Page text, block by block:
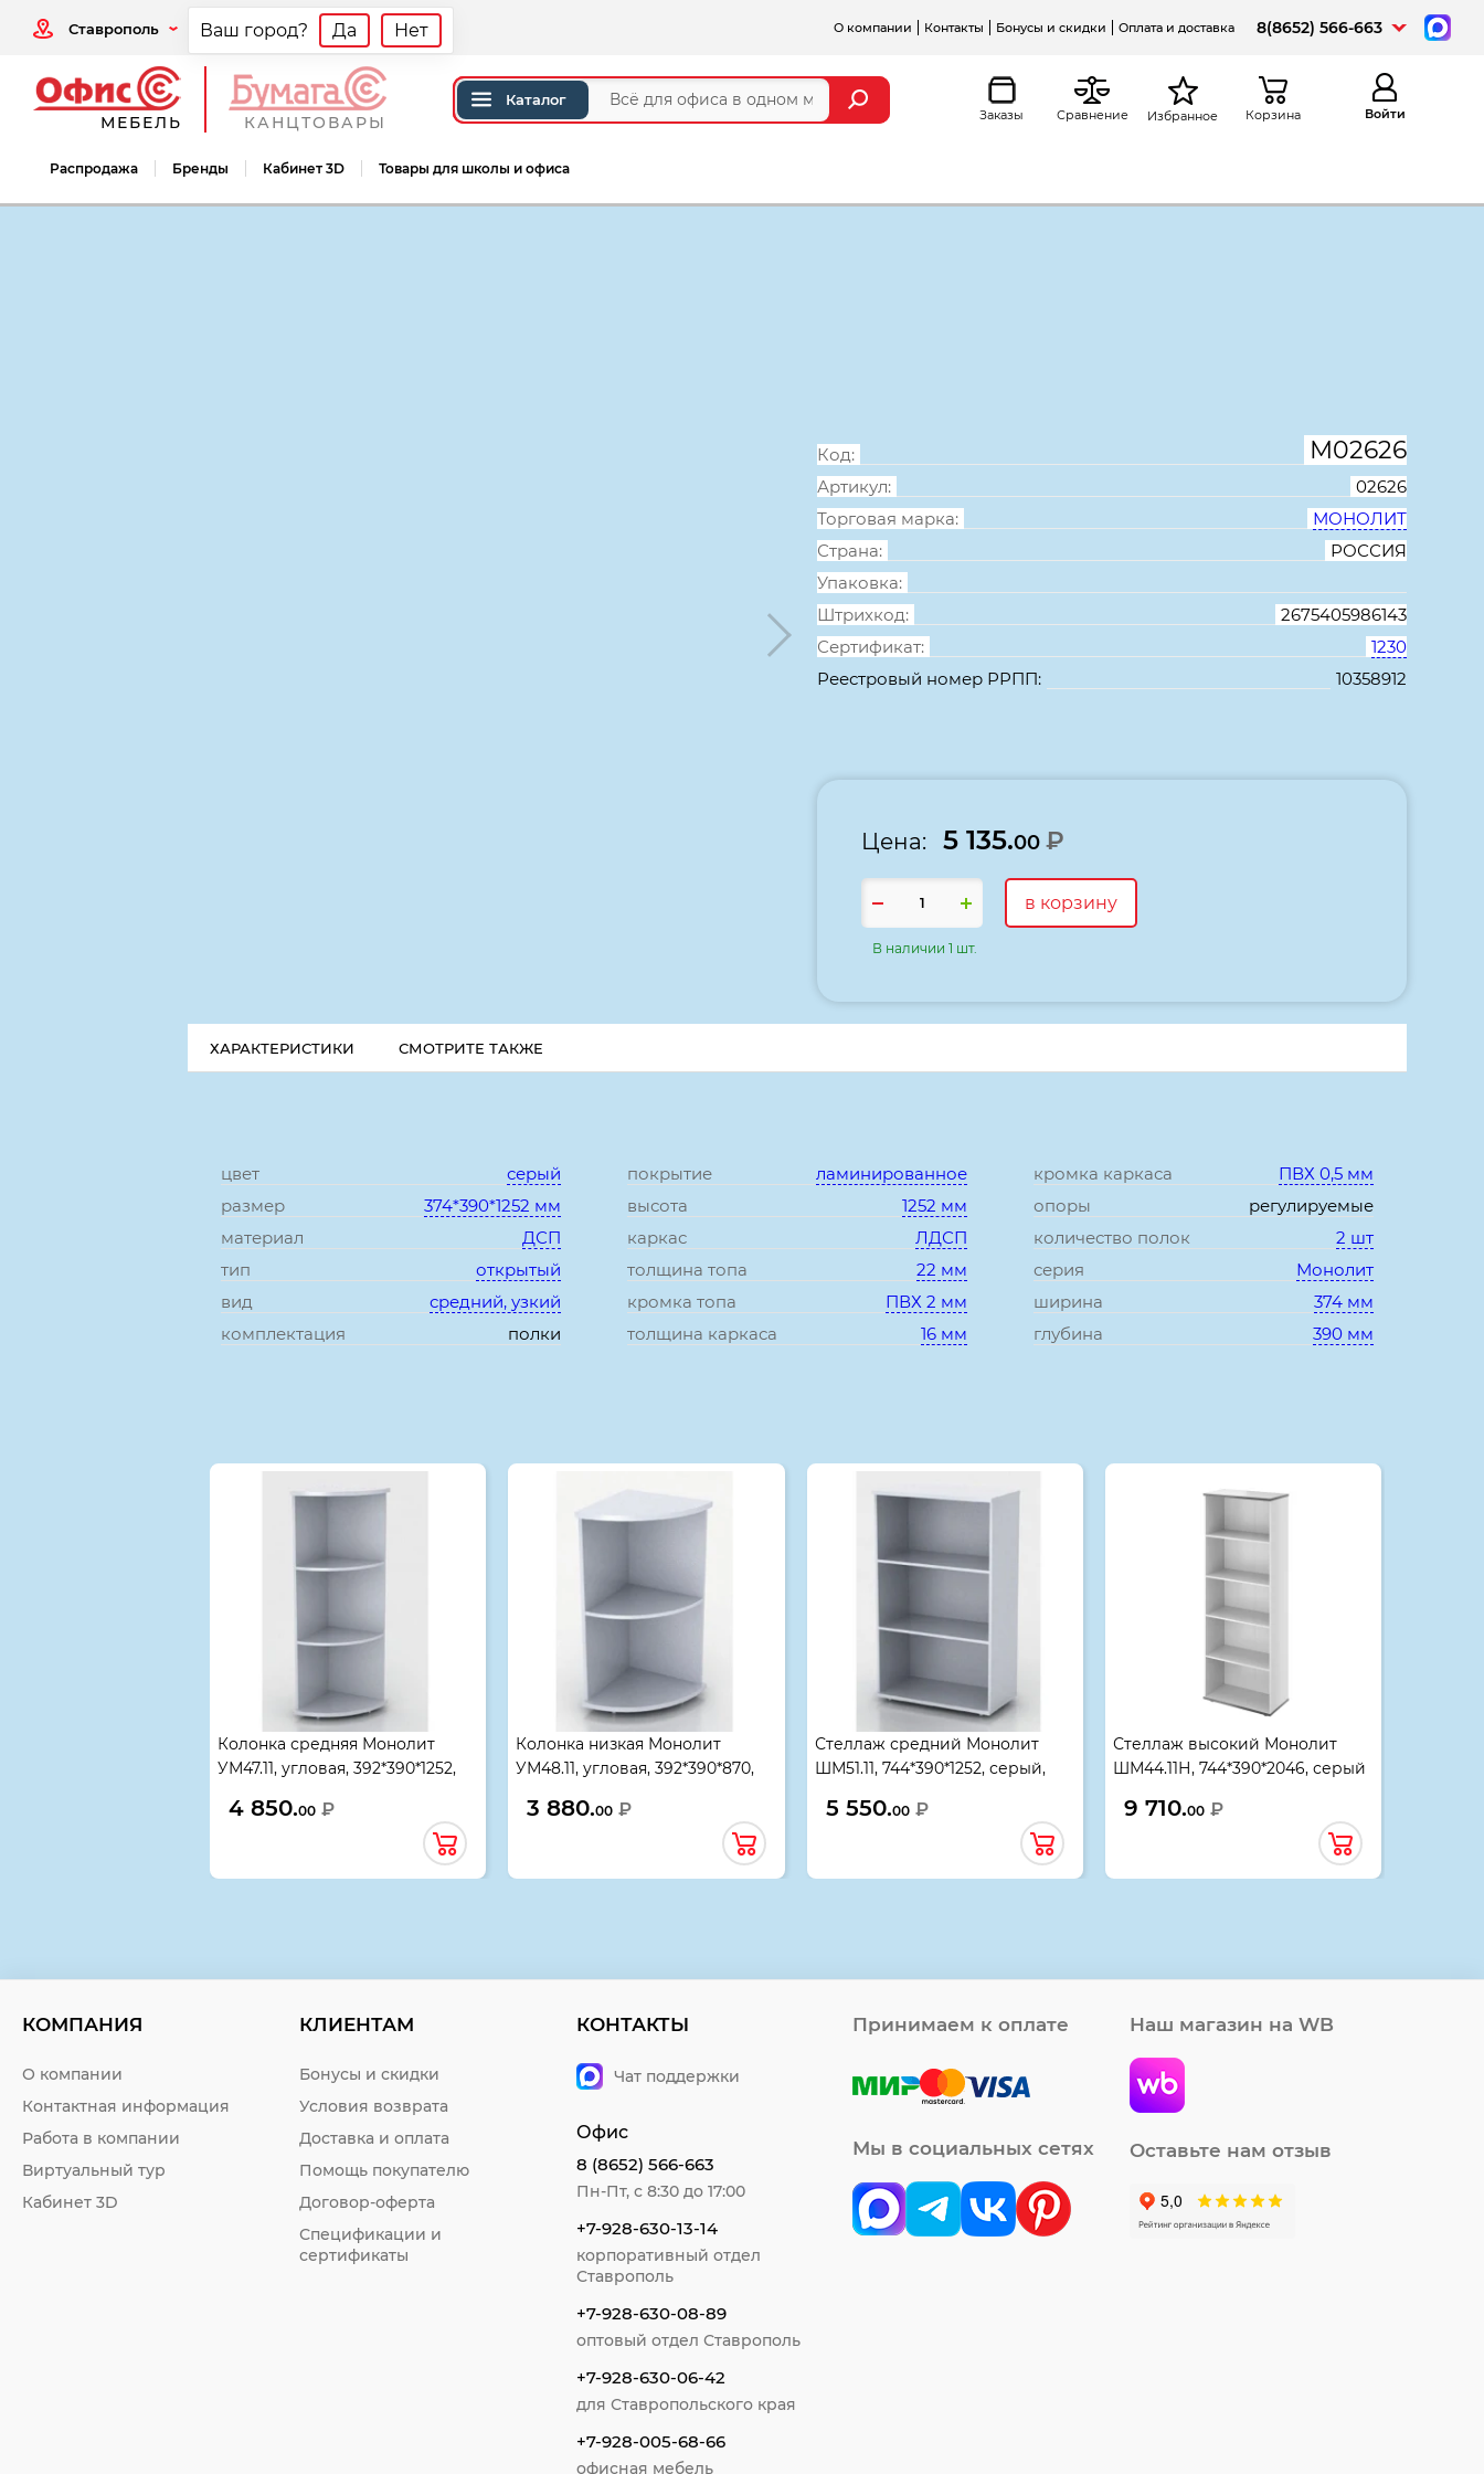
Ставрополь Ваш город? Да Нет О компании Контакты Бонусы и скидки Оплата и доставка 8(8652) 566-663
МЕБЕЛЬ КАНЦТОВАРЫ
Каталог
Заказы Сравнение Избранное Корзина Войти
Распродажа Бренды Кабинет 3D Товары для школы и офиса
Код: М02626
Артикул:
02626
Торговая марка:
МОНОЛИТ
Страна:
РОССИЯ
Упаковка:
Штрихкод:
2675405986143
Сертификат:
1230
Реестровый номер РРПП:
10358912
Цена: 5 135.00 ₽
в корзину
В наличии 1 шт.
ХАРАКТЕРИСТИКИ СМОТРИТЕ ТАКЖЕ
цвет
серый
размер
374*390*1252 мм
материал
ДСП
тип
открытый
вид
средний, узкий
комплектация
полки
покрытие
ламинированное
высота
1252 мм
каркас
ЛДСП
толщина топа
22 мм
кромка топа
ПВХ 2 мм
толщина каркаса
16 мм
кромка каркаса
ПВХ 0,5 мм
опоры
регулируемые
количество полок
2 шт
серия
Монолит
ширина
374 мм
глубина
390 мм
Колонка средняя Монолит
УМ47.11, угловая, 392*390*1252,
4 850.00 ₽
Колонка низкая Монолит
УМ48.11, угловая, 392*390*870,
3 880.00 ₽
Стеллаж средний Монолит
ШМ51.11, 744*390*1252, серый,
5 550.00 ₽
Стеллаж высокий Монолит
ШМ44.11Н, 744*390*2046, серый
9 710.00 ₽
КОМПАНИЯ
О компании
Контактная информация
Работа в компании
Виртуальный тур
Кабинет 3D
КЛИЕНТАМ
Бонусы и скидки
Условия возврата
Доставка и оплата
Помощь покупателю
Договор-оферта
Спецификации и
сертификаты
КОНТАКТЫ
Чат поддержки
Офис
8 (8652) 566-663
Пн-Пт, с 8:30 до 17:00
+7-928-630-13-14
корпоративный отдел
Ставрополь
+7-928-630-08-89
оптовый отдел Ставрополь
+7-928-630-06-42
для Ставропольского края
+7-928-005-68-66
офисная мебель
Принимаем к оплате
Мы в социальных сетях
Наш магазин на WB
Оставьте нам отзыв